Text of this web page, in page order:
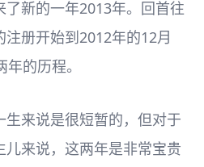
了新的一年2013年。回首往
册开始到2012年的12月
的历程。
来说是很短暂的，但对于
来说，这两年是非常宝贵